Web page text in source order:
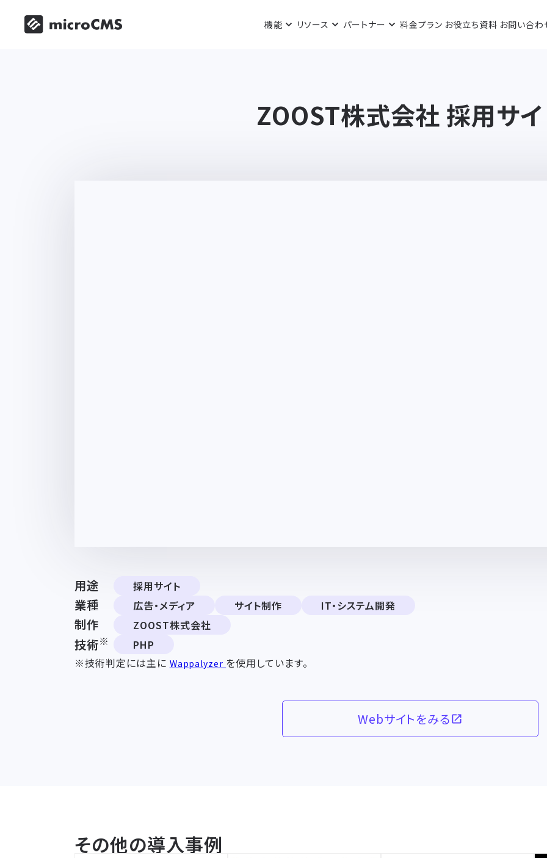
機能 リソース パートナー 料金プラン お役立ち資料 お問い合わ
ZOOST株式会社 採用サ
用途 採用サイト
業種 広告・メディア サイト制作 IT・システム開発
制作 ZOOST株式会社
技術※
PHP
※技術判定には主に Wappalyzer を使用しています。
Webサイトをみる
その他の導入事例